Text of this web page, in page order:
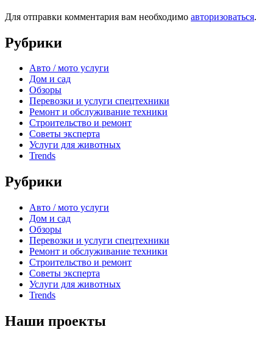
Для отправки комментария вам необходимо авторизоваться.
Рубрики
Авто / мото услуги
Дом и сад
Обзоры
Перевозки и услуги спецтехники
Ремонт и обслуживание техники
Строительство и ремонт
Советы эксперта
Услуги для животных
Trends
Рубрики
Авто / мото услуги
Дом и сад
Обзоры
Перевозки и услуги спецтехники
Ремонт и обслуживание техники
Строительство и ремонт
Советы эксперта
Услуги для животных
Trends
Наши проекты